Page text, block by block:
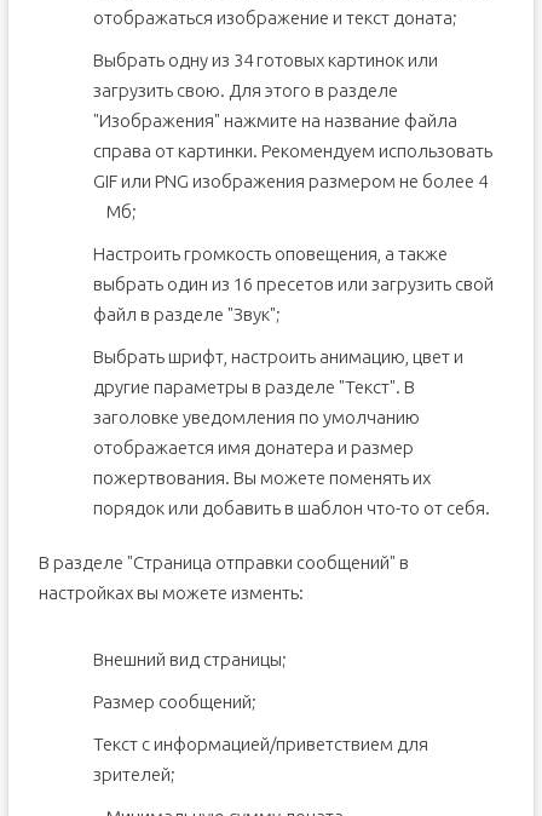
отображаться изображение и текст доната;
Выбрать одну из 34 готовых картинок или
загрузить свою. Для этого в разделе
"Изображения" нажмите на название файла
справа от картинки. Рекомендуем использовать
GIF или PNG изображения размером не более 4
Мб;
Настроить громкость оповещения, а также
выбрать один из 16 пресетов или загрузить свой
файл в разделе "Звук";
Выбрать шрифт, настроить анимацию, цвет и
другие параметры в разделе "Текст". В
заголовке уведомления по умолчанию
отображается имя донатера и размер
пожертвования. Вы можете поменять их
порядок или добавить в шаблон что-то от себя.
В разделе "Страница отправки сообщений" в
настройках вы можете изменть:
Внешний вид страницы;
Размер сообщений;
Текст с информацией/приветствием для
зрителей;